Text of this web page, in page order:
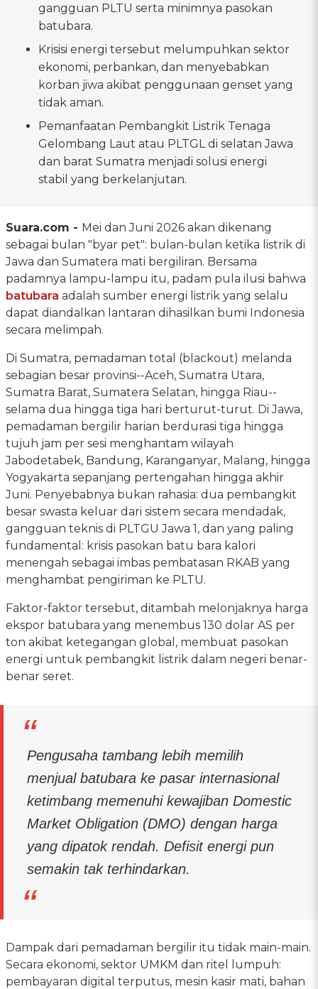
gangguan PLTU serta minimnya pasokan
batubara.
Krisisi energi tersebut melumpuhkan sektor
ekonomi, perbankan, dan menyebabkan
korban jiwa akibat penggunaan genset yang
tidak aman.
Pemanfaatan Pembangkit Listrik Tenaga
Gelombang Laut atau PLTGL di selatan Jawa
dan barat Sumatra menjadi solusi energi
stabil yang berkelanjutan.
Suara.com - Mei dan Juni 2026 akan dikenang
sebagai bulan "byar pet": bulan-bulan ketika listrik di
Jawa dan Sumatera mati bergiliran. Bersama
padamnya lampu-lampu itu, padam pula ilusi bahwa
batubara adalah sumber energi listrik yang selalu
dapat diandalkan lantaran dihasilkan bumi Indonesia
secara melimpah.
Di Sumatra, pemadaman total (blackout) melanda
sebagian besar provinsi--Aceh, Sumatra Utara,
Sumatra Barat, Sumatera Selatan, hingga Riau--
selama dua hingga tiga hari berturut-turut. Di Jawa,
pemadaman bergilir harian berdurasi tiga hingga
tujuh jam per sesi menghantam wilayah
Jabodetabek, Bandung, Karanganyar, Malang, hingga
Yogyakarta sepanjang pertengahan hingga akhir
Juni. Penyebabnya bukan rahasia: dua pembangkit
besar swasta keluar dari sistem secara mendadak,
gangguan teknis di PLTGU Jawa 1, dan yang paling
fundamental: krisis pasokan batu bara kalori
menengah sebagai imbas pembatasan RKAB yang
menghambat pengiriman ke PLTU.
Faktor-faktor tersebut, ditambah melonjaknya harga
ekspor batubara yang menembus 130 dolar AS per
ton akibat ketegangan global, membuat pasokan
energi untuk pembangkit listrik dalam negeri benar-
benar seret.
Pengusaha tambang lebih memilih
menjual batubara ke pasar internasional
ketimbang memenuhi kewajiban Domestic
Market Obligation (DMO) dengan harga
yang dipatok rendah. Defisit energi pun
semakin tak terhindarkan.
Dampak dari pemadaman bergilir itu tidak main-main.
Secara ekonomi, sektor UMKM dan ritel lumpuh:
pembayaran digital terputus, mesin kasir mati, bahan